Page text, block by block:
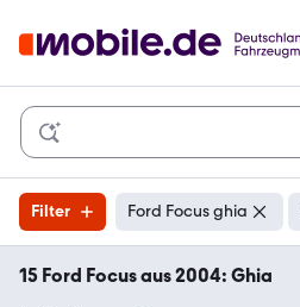
Filter Ford Focus ghia
15 Ford Focus aus 2004: Ghia